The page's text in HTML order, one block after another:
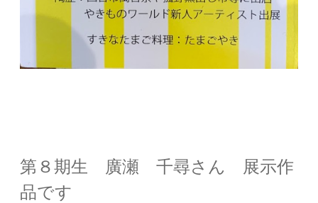
第８期生 廣瀬 千尋さん 展示作
品です